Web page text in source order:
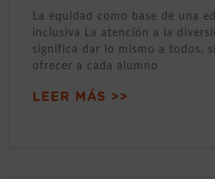
La equidad como base de una
inclusiva La atención a la
significa dar lo mismo a todos,
ofrecer a cada alumno
LEER MÁS >>